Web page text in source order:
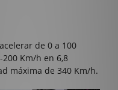
de 0 a 100
Km/h en 6,8
máxima de 340 Km/h.